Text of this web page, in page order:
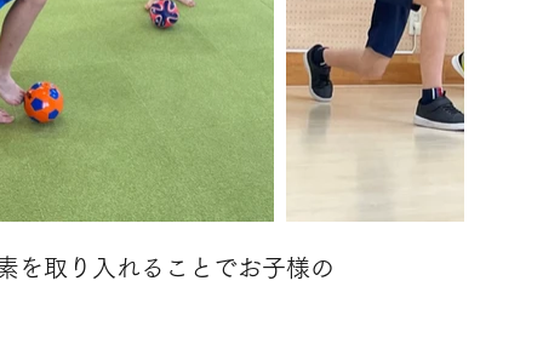
を取り入れることでお子様の